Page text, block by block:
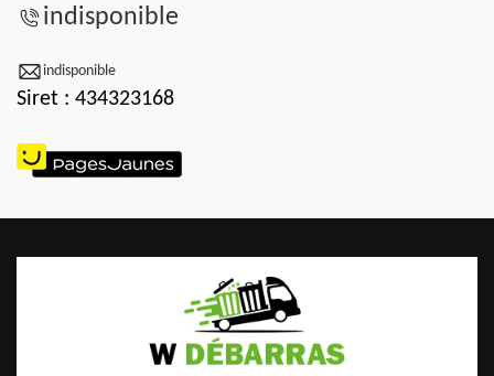
indisponible
indisponible
Siret : 434323168